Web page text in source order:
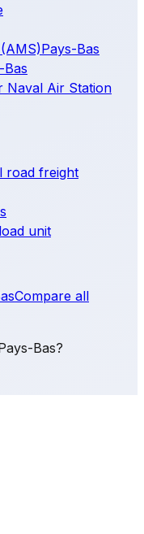
Pays-Bas
Bas
Naval Air Station
road freight
unit
Compare all
Bas?